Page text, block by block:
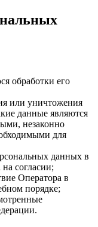
обработки его
или уничтожения
данные являются
незаконно
для
данных в
на согласии;
Оператора в
порядке;